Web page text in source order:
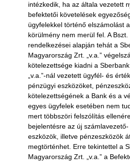
intézkedik, ha az általa vezetett
befektetői követelések
ügyfelekkel történő elszámolást
körülmény nem merül fel. A Bszt.
rendelkezései alapján tehát a
Magyarország Zrt. „v.a.”
kötelezettsége kiadni a
„v.a.”-nál vezetett ügyfél- és
pénzügyi eszközöket,
kötelezettségének a Bank és a
egyes ügyfelek esetében nem
mert többszöri felszólítás
bejelentésre az új
eszközök, illetve pénzeszközök
megtörténhet. Erre tekintettel a
Magyarország Zrt. „v.a.” a